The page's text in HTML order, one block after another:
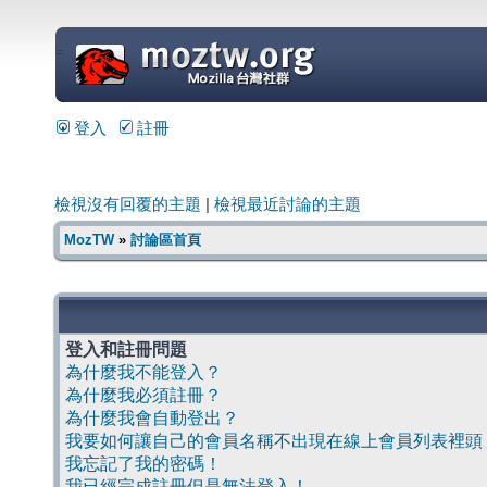
=
登入 註冊
檢視沒有回覆的主題 檢視最近討論的主題
MozTW» 討論區首頁
登入和註冊問題
為什麼我不能登入？
為什麼我必須註冊？
為什麼我會自動登出？
我要如何讓自己的會員名稱不出現在線上會員列表裡頭
我忘記了我的密碼！